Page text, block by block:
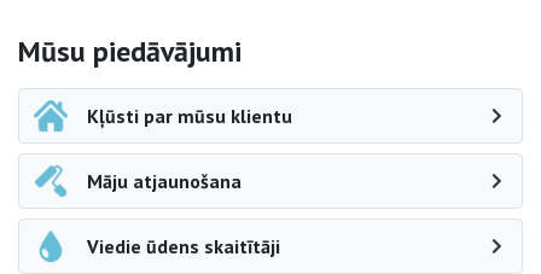
Sāna navigācija
Mūsu piedāvājumi
Kļūsti par mūsu klientu
Māju atjaunošana
Viedie ūdens skaitītāji